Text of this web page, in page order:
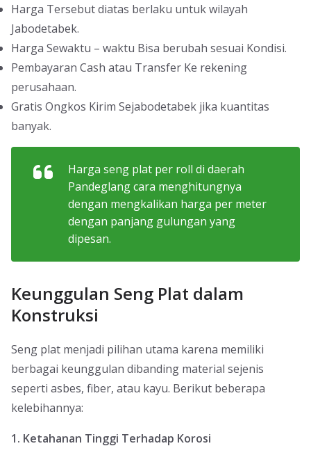
Harga Tersebut diatas berlaku untuk wilayah
Jabodetabek.
Harga Sewaktu – waktu Bisa berubah sesuai Kondisi.
Pembayaran Cash atau Transfer Ke rekening
perusahaan.
Gratis Ongkos Kirim Sejabodetabek jika kuantitas
banyak.
Harga seng plat per roll di daerah
Pandeglang cara menghitungnya
dengan mengkalikan harga per meter
dengan panjang gulungan yang
dipesan.
Keunggulan Seng Plat dalam
Konstruksi
Seng plat menjadi pilihan utama karena memiliki
berbagai keunggulan dibanding material sejenis
seperti asbes, fiber, atau kayu. Berikut beberapa
kelebihannya:
1. Ketahanan Tinggi Terhadap Korosi